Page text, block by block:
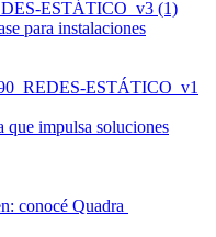
para instalaciones
impulsa soluciones
conocé Quadra